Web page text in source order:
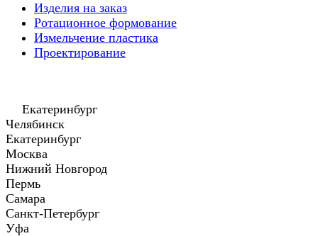
Изделия на заказ
Ротационное формование
Измельчение пластика
Проектирование
Екатеринбург
Челябинск
Екатеринбург
Москва
Нижний Новгород
Пермь
Самара
Санкт-Петербург
Уфа